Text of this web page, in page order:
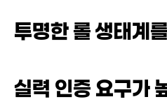
투명한 롤 생태계
실력 인증 요구가